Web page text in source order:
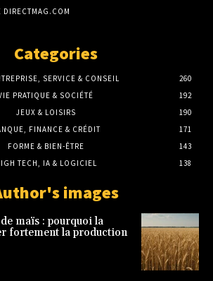
Categories
SERVICE & CONSEIL
260
PRATIQUE & SOCIÉTÉ
192
JEUX & LOISIRS
190
FINANCE & CRÉDIT
171
FORME & BIEN-ÊTRE
143
TECH, IA & LOGICIEL
138
images
maïs : pourquoi la
fortement la production